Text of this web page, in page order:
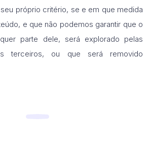
próprio critério, se e em que medida
e que não podemos garantir que o
parte dele, será explorado pelas
terceiros, ou que será removido